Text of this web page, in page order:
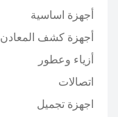
أجهزة اساسية
أجهزة كشف المعادن
أزياء وعطور
اتصالات
اجهزة تجميل